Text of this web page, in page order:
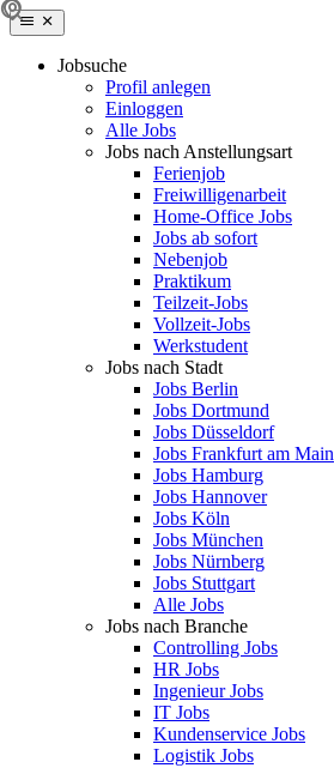
Jobsuche
Profil anlegen
Einloggen
Alle Jobs
Jobs nach Anstellungsart
Ferienjob
Freiwilligenarbeit
Home-Office Jobs
Jobs ab sofort
Nebenjob
Praktikum
Teilzeit-Jobs
Vollzeit-Jobs
Werkstudent
Jobs nach Stadt
Jobs Berlin
Jobs Dortmund
Jobs Düsseldorf
Jobs Frankfurt am Main
Jobs Hamburg
Jobs Hannover
Jobs Köln
Jobs München
Jobs Nürnberg
Jobs Stuttgart
Alle Jobs
Jobs nach Branche
Controlling Jobs
HR Jobs
Ingenieur Jobs
IT Jobs
Kundenservice Jobs
Logistik Jobs